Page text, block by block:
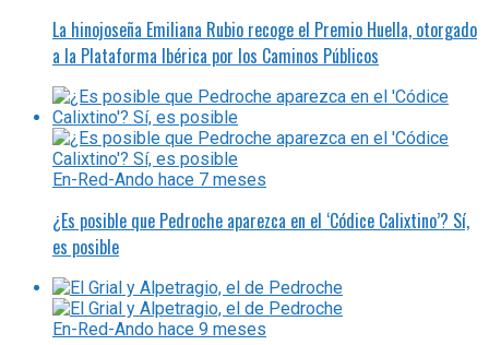
La hinojoseña Emiliana Rubio recoge el Premio Huella, otorgado
a la Plataforma Ibérica por los Caminos Públicos
En-Red-Ando hace 7 meses
¿Es posible que Pedroche aparezca en el ‘Códice Calixtino’? Sí,
es posible
En-Red-Ando hace 9 meses